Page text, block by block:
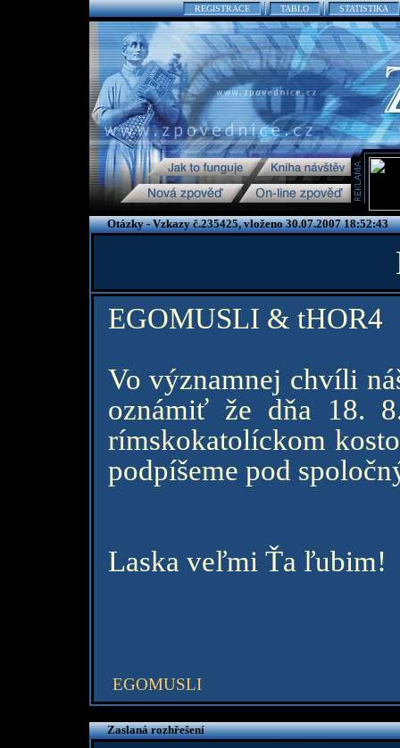
REGISTRACE TABLO STATISTIKA
Otázky - Vzkazy č.235425, vloženo 30.07.2007 18:52:43
EGOMUSLI & tHOR4
Vo významnej chvíli
oznámiť že dňa 18.
rímskokatolíckom
podpíšeme pod
Laska veľmi Ťa ľubim!
EGOMUSLI
Zaslaná rozhřešení